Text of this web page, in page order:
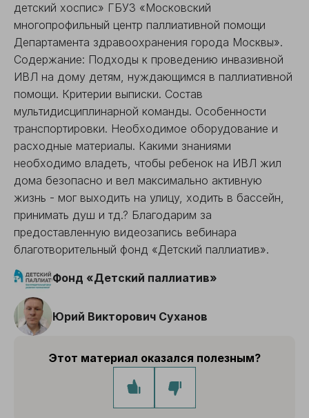
детский хоспис» ГБУЗ «Московский
многопрофильный центр паллиативной помощи
Департамента здравоохранения города Москвы».
Содержание: Подходы к проведению инвазивной
ИВЛ на дому детям, нуждающимся в паллиативной
помощи. Критерии выписки. Состав
мультидисциплинарной команды. Особенности
транспортировки. Необходимое оборудование и
расходные материалы. Какими знаниями
необходимо владеть, чтобы ребенок на ИВЛ жил
дома безопасно и вел максимально активную
жизнь - мог выходить на улицу, ходить в бассейн,
принимать душ и тд.? Благодарим за
предоставленную видеозапись вебинара
благотворительный фонд «Детский паллиатив».
Фонд «Детский паллиатив»
Юрий Викторович Суханов
Этот материал оказался полезным?